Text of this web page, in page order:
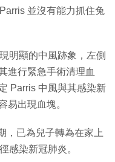
並沒有能力抓住兔
明顯的中風跡象，左側
進行緊急手術清理血
Parris 中風與其感染新
易出現血塊。
，已為兒子轉為在家上
感染新冠肺炎。